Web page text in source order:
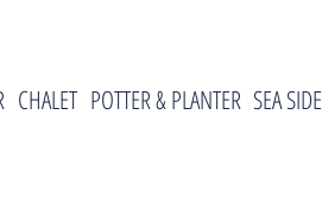
CHALET POTTER & PLANTER SEA SIDE